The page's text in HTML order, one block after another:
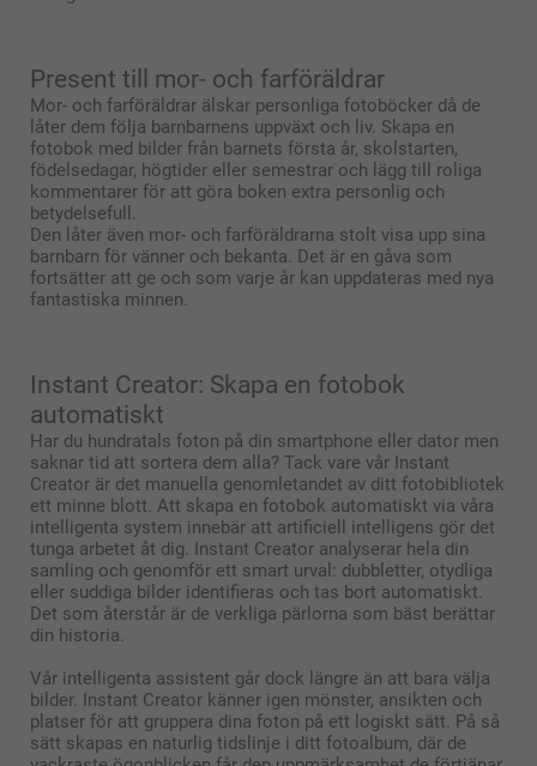
Present till mor- och farföräldrar
Mor- och farföräldrar älskar personliga fotoböcker då de
låter dem följa barnbarnens uppväxt och liv. Skapa en
fotobok med bilder från barnets första år, skolstarten,
födelsedagar, högtider eller semestrar och lägg till roliga
kommentarer för att göra boken extra personlig och
betydelsefull.
Den låter även mor- och farföräldrarna stolt visa upp sina
barnbarn för vänner och bekanta. Det är en gåva som
fortsätter att ge och som varje år kan uppdateras med nya
fantastiska minnen.
Instant Creator: Skapa en fotobok
automatiskt
Har du hundratals foton på din smartphone eller dator men
saknar tid att sortera dem alla? Tack vare vår Instant
Creator är det manuella genomletandet av ditt fotobibliotek
ett minne blott. Att skapa en fotobok automatiskt via våra
intelligenta system innebär att artificiell intelligens gör det
tunga arbetet åt dig. Instant Creator analyserar hela din
samling och genomför ett smart urval: dubbletter, otydliga
eller suddiga bilder identifieras och tas bort automatiskt.
Det som återstår är de verkliga pärlorna som bäst berättar
din historia.
Vår intelligenta assistent går dock längre än att bara välja
bilder. Instant Creator känner igen mönster, ansikten och
platser för att gruppera dina foton på ett logiskt sätt. På så
sätt skapas en naturlig tidslinje i ditt fotoalbum, där de